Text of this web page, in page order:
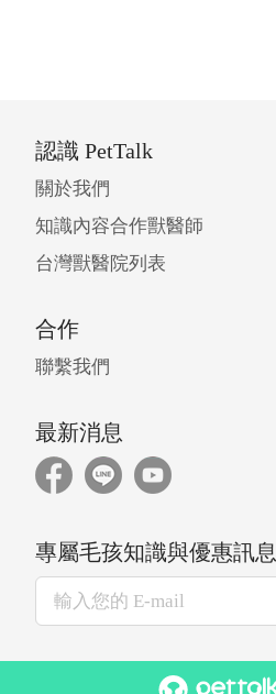
認識 PetTalk
關於我們
知識內容合作獸醫師
台灣獸醫院列表
合作
聯繫我們
最新消息
專屬毛孩知識與優惠訊息